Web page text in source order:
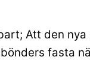
Att den
fasta